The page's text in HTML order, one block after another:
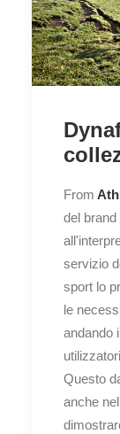
From
del
servizio
sport lo
le
andando
Questo
anche